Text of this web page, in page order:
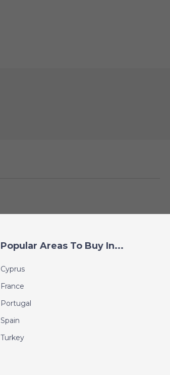
Popular Areas To Buy In...
Cyprus
France
Portugal
Spain
Turkey